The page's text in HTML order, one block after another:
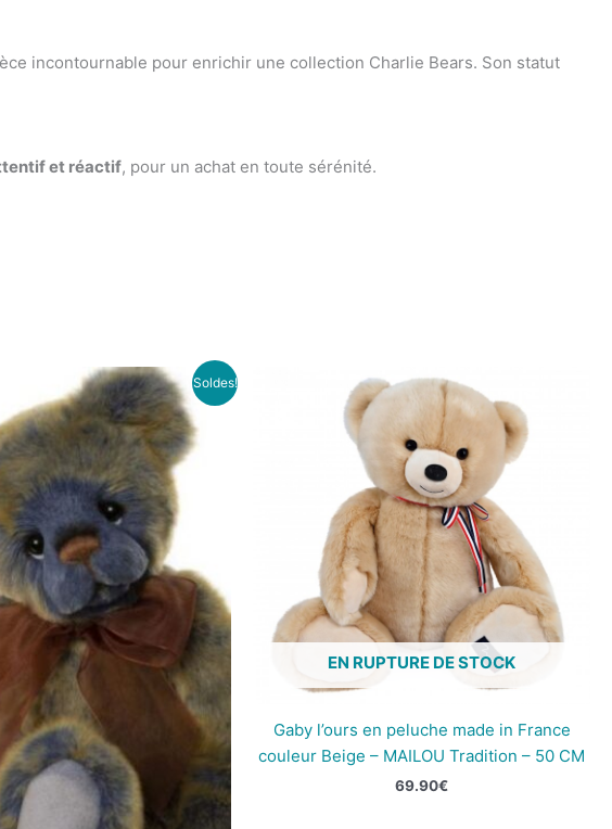
incontournable pour enrichir une collection Charlie Bears. Son statut
et réactif, pour un achat en toute sérénité.
Soldes!
Le
prix
initial
était :
103.00€.
Le
prix
actuel
est :
53.00€.
EN RUPTURE DE STOCK
Gaby l’ours en peluche made in France
couleur Beige – MAILOU Tradition – 50 CM
69.90€